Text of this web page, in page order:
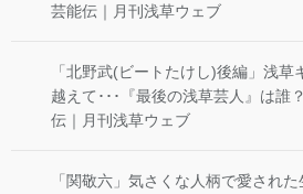
芸能伝｜月刊浅草ウェブ
「北野武(ビートたけし)後編」浅草
越えて･･･『最後の浅草芸人』は誰
伝｜月刊浅草ウェブ
「関敬六」気さくな人柄で愛され